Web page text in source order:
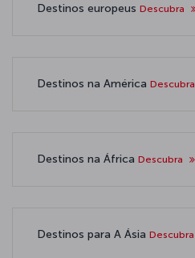
Destinos europeus Descubra
Destinos na América Descubra
Destinos na África Descubra
Destinos para A Ásia Descubra